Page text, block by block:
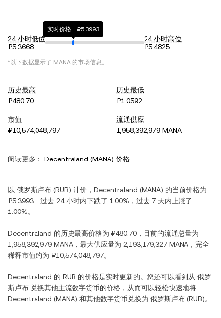
24 小时低位
₽5.3668
实时价格：₽5.3993
24 小时高位
₽5.4825
*以下数据显示了 MANA 的市场信息。
历史最高
₽480.70
历史最低
₽1.0592
市值
₽10,574,048,797
流通供应
1,958,392,979 MANA
阅读更多： Decentraland (MANA) 价格
以 俄罗斯卢布 (RUB) 计价， Decentraland (MANA) 的当前价格为
₽5.3993 ，过去 24 小时内下跌了 1.00% ，过去 7 天内 上涨了
1.00%。
Decentraland 的历史最高价格为 ₽480.70 ，目前的流通总量为
1,958,392,979 MANA ，最大供应量为 2,193,179,327 MANA ，完全
稀释市值约为 ₽10,574,048,797。
Decentraland 的 RUB 的价格是实时更新的。您还可以看到从 俄罗
斯卢布 兑换其他主流数字货币的价格，从而可以轻松快速地将
Decentraland (MANA) 和其他数字货币兑换为 俄罗斯卢布 (RUB)。